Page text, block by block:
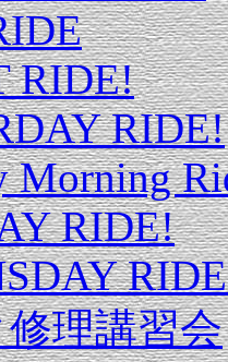
RIDE!
RIDE!
Morning
RIDE!
理講習会